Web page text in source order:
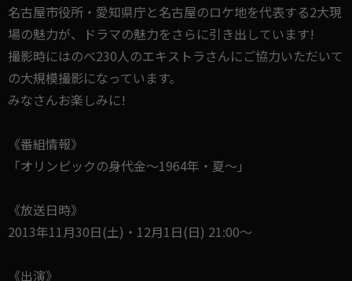
名古屋市役所・愛知県庁と名古屋のロケ地を代表する2大現
場の魅力が、ドラマの魅力をさらに引き出しています!
撮影時にはのべ230人のエキストラさんにご協力いただいて
の大規模撮影になっています。
みなさんお楽しみに!
《番組情報》
「オリンピックの身代金～1964年・夏～」
《放送日時》
2013年11月30日(土)・12月1日(日) 21:00～
《出演》